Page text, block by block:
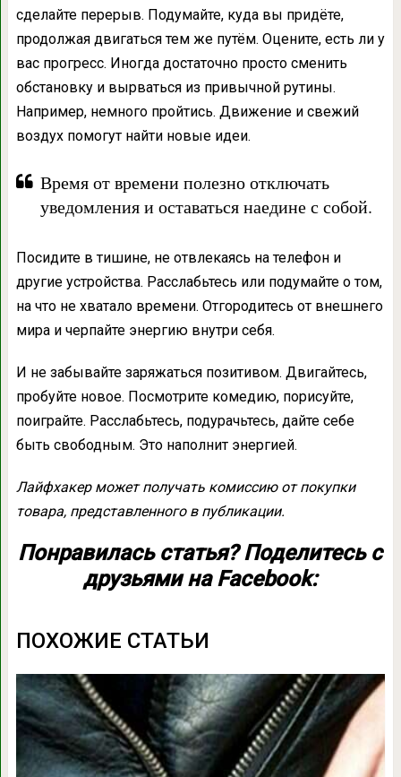
сделайте перерыв. Подумайте, куда вы придёте,
продолжая двигаться тем же путём. Оцените, есть ли у
вас прогресс. Иногда достаточно просто сменить
обстановку и вырваться из привычной рутины.
Например, немного пройтись. Движение и свежий
воздух помогут найти новые идеи.
Время от времени полезно отключать
уведомления и оставаться наедине с собой.
Посидите в тишине, не отвлекаясь на телефон и
другие устройства. Расслабьтесь или подумайте о том,
на что не хватало времени. Отгородитесь от внешнего
мира и черпайте энергию внутри себя.
И не забывайте заряжаться позитивом. Двигайтесь,
пробуйте новое. Посмотрите комедию, порисуйте,
поиграйте. Расслабьтесь, подурачьтесь, дайте себе
быть свободным. Это наполнит энергией.
Лайфхакер может получать комиссию от покупки
товара, представленного в публикации.
Понравилась статья? Поделитесь с
друзьями на Facebook:
ПОХОЖИЕ СТАТЬИ